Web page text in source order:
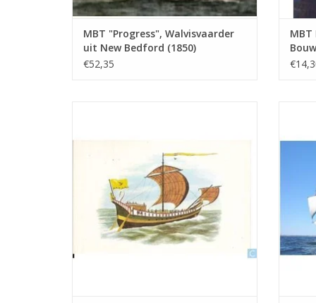
MBT "Progress", Walvisvaarder
uit New Bedford (1850)
(barkgetuigd) - Bouwtekening
€52,35